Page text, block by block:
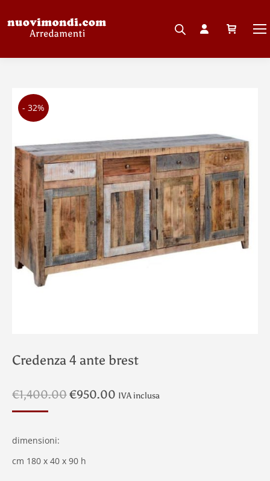
- 32%
Credenza 4 ante brest
€1,400.00Il
€1,400.00.
€950.00 Il
IVA inclusa
dimensioni:
cm 180 x 40 x 90 h